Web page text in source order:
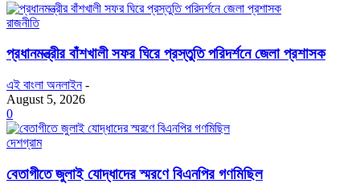
রাজনীতি
প্রধানমন্ত্রীর বাঁশখালী সফর ঘিরে প্রস্তুতি পরিদর্শনে জেলা প্রশাসক
এই বাংলা অনলাইন -
August 5, 2026
0
দেশগ্রাম
বেতাগীতে জুলাই যোদ্ধাদের স্মরণে বিএনপির গণমিছিল